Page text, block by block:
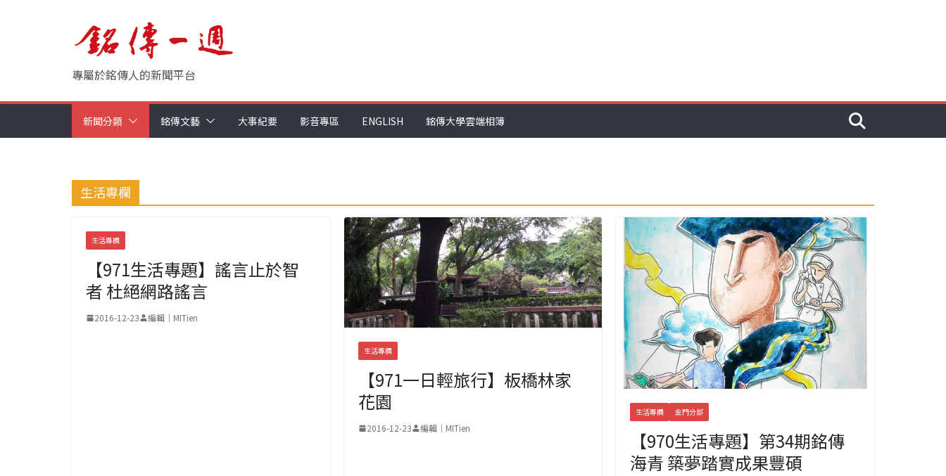
專屬於銘傳人的新聞平台
新聞分類 銘傳文藝 大事紀要 影音專區 ENGLISH 銘傳大學雲端相簿
生活專欄
生活專欄
【971生活專題】謠言止於智
者 杜絕網路謠言
2016-12-23 編輯｜MITien
生活專欄
【971一日輕旅行】板橋林家
花園
2016-12-23 編輯｜MITien
生活專欄 金門分部
【970生活專題】第34期銘傳
海青 築夢踏實成果豐碩